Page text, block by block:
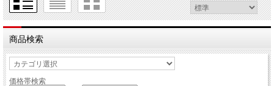
商品検索
価格帯検索